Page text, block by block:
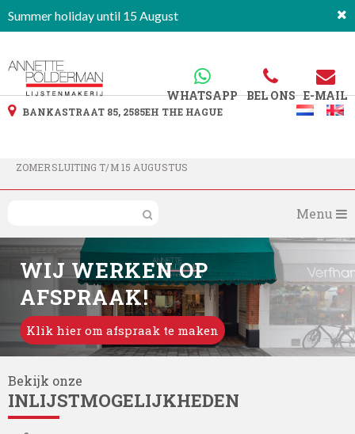
Summer holiday until 15 August
WHATSAPP BEL ONS E-MAIL
BANKASTRAAT 85, 2585EH THE HAGUE
ZOMERSLUITING T/M 15 AUGUSTUS
Menu
WIJ WERKEN OP
AFSPRAAK!
Klik hier om afspraak te maken
Bekijk onze
INLIJSTMOGELIJKHEDEN